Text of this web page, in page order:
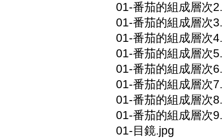
01-番茄的組成層次
01-番茄的組成層次
01-番茄的組成層次
01-番茄的組成層次
01-番茄的組成層次
01-番茄的組成層次
01-番茄的組成層次
01-番茄的組成層次
01-目鏡.jpg